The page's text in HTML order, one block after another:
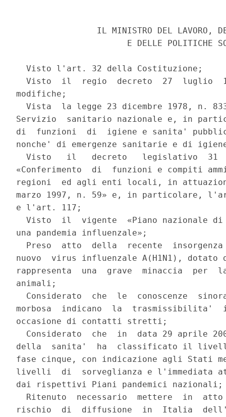
IL MINISTRO DEL LAVORO,
E DELLE POLITICHE
  Visto l'art. 32 della Costituzione;
Visto  il  regio  decreto  27  luglio
modifiche;
Vista  la legge 23 dicembre 1978, n.
Servizio  sanitario nazionale e, in
di  funzioni  di  igiene e sanita'
nonche' di emergenze sanitarie e di
Visto   il   decreto   legislativo  31
«Conferimento  di  funzioni e compiti
regioni  ed agli enti locali, in
marzo 1997, n. 59» e, in particolare,
e l'art. 117;
Visto  il  vigente  «Piano nazionale
una pandemia influenzale»;
Preso  atto  della  recente
nuovo  virus influenzale A(H1N1), dotato
rappresenta  una  grave  minaccia  per
animali;
Considerato  che  le  conoscenze
morbosa  indicano  la  trasmissibilita'
occasione di contatti stretti;
Considerato  che  in  data 29 aprile
della  sanita'  ha  classificato il
fase cinque, con indicazione agli Stati
livelli  di  sorveglianza e l'immediata
dai rispettivi Piani pandemici nazionali;
Ritenuto  necessario  mettere  in
rischio  di  diffusione  in  Italia